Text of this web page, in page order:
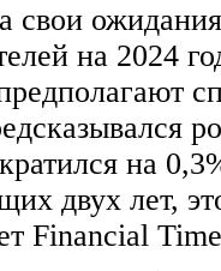
свои
на 2024
на
двух лет,
Financial